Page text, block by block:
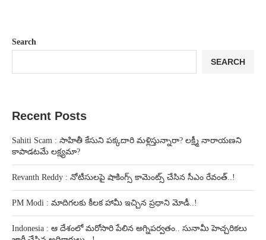
Search
SEARCH
Recent Posts
Sahiti Scam : సాహితీ కేసుని పక్కదారి మళ్లిస్తున్నారా? లక్ష్మీ నారాయణని
కాపాడటమే లక్ష్యమా?
Revanth Reddy : నోటీసులపై షాకింగ్స్ కామెంట్స్ చేసిన సీఎం రేవంత్..!
PM Modi : మాదిగలకు కీలక హామీ ఇచ్చిన ప్రధాని మోడీ..!
Indonesia : ఆ దేశంలో మరోసారి పేలిన అగ్నిపర్వతం.. సునామీ హెచ్చరికలు